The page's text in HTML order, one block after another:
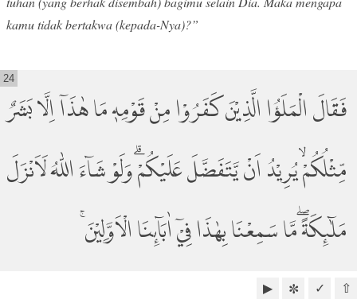
kamu tidak bertakwa (kepada-Nya)?”
فَقَالَ الْمَلَؤُا الَّذِيْنَ كَفَرُوْا مِنْ قَوْمِهٖ مَا هٰذَآ اِلَّا بَشَرٌ
مِّثْلُكُمْۙ يُرِيْدُ اَنْ يَّتَفَضَّلَ عَلَيْكُمْۗ وَلَوْ شَاۤءَ اللّٰهُ لَاَنْزَلَ
مَلٰۤىِٕكَةً ۖمَّا سَمِعْنَا بِهٰذَا فِيْٓ اٰبَاۤىِٕنَا الْاَوَّلِيْنَ ۚ
24
⇧
✓
✼
▶